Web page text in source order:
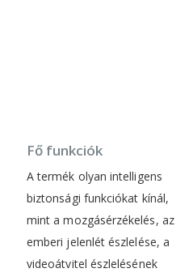
Fő funkciók
A termék olyan intelligens
biztonsági funkciókat kínál,
mint a mozgásérzékelés, az
emberi jelenlét észlelése, a
videoátvitel észlelésének